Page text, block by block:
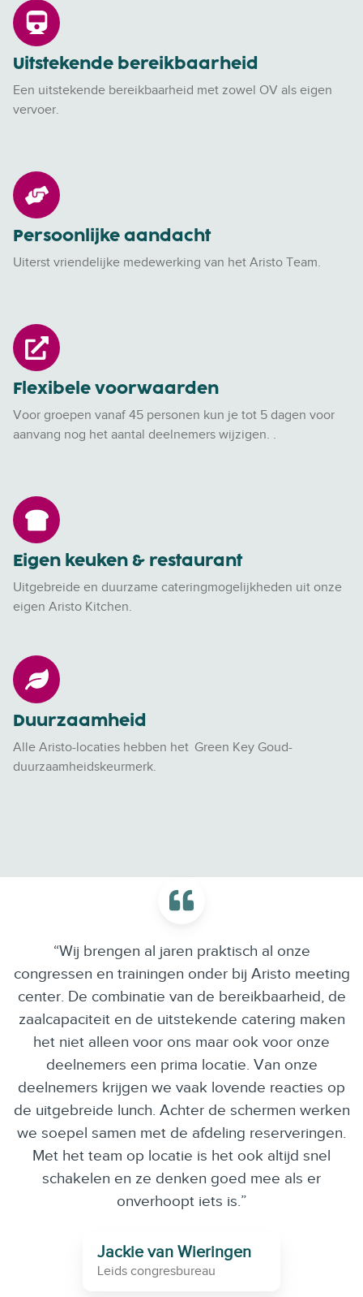
r
l
c
a
t
Uitstekende bereikbaarheid
Een uitstekende bereikbaarheid met zowel OV als eigen
vervoer.
U
i
s
t
e
d
e
e
r
b
a
a
r
h
e
Persoonlijke aandacht
Uiterst vriendelijke medewerking van het Aristo Team.
P
e
s
o
i
j
e
a
a
c
h
t
Flexibele voorwaarden
Voor groepen vanaf 45 personen kun je tot 5 dagen voor
aanvang nog het aantal deelnemers wijzigen. .
F
l
x
i
b
v
o
r
w
a
d
e
Eigen keuken & restaurant
Uitgebreide en duurzame cateringmogelijkheden uit onze
eigen Aristo Kitchen.
E
i
e
n
k
k
e
n
&
r
e
a
Duurzaamheid
Alle Aristo-locaties hebben het Green Key Goud-
duurzaamheidskeurmerk
D
u
r
z
a
d
“Wij brengen al jaren praktisch al onze
congressen en trainingen onder bij Aristo meeting
center. De combinatie van de bereikbaarheid, de
zaalcapaciteit en de uitstekende catering maken
het niet alleen voor ons maar ook voor onze
deelnemers een prima locatie. Van onze
deelnemers krijgen we vaak lovende reacties op
de uitgebreide lunch. Achter de schermen werken
we soepel samen met de afdeling reserveringen.
Met het team op locatie is het ook altijd snel
schakelen en ze denken goed mee als er
onverhoopt iets is.”
Jackie van Wieringen
Leids congresbureau